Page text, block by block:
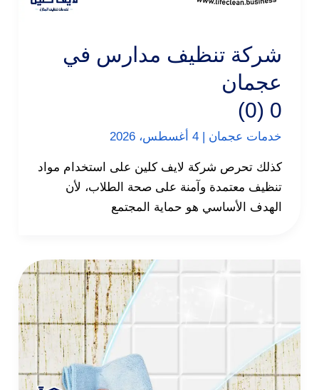
شركة تنظيف مدارس في
عجمان
0 (0)
خدمات عجمان | 4 أغسطس، 2026
كذلك تحرص شركة لايف كلين على استخدام مواد
تنظيف معتمدة وآمنة على صحة الطلاب، لأن
الهدف الأساسي هو حماية المجتمع